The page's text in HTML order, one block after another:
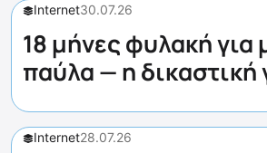
Internet30.07.26
18 μήνες φυλακή για
παύλα — η δικαστική
Internet28.07.26